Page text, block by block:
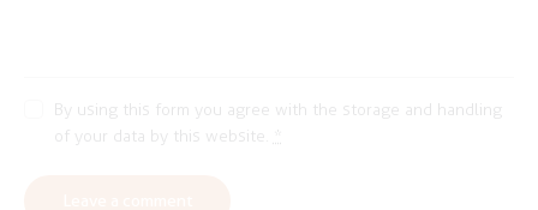
By using this form you agree with the storage and handling
of your data by this website.
*